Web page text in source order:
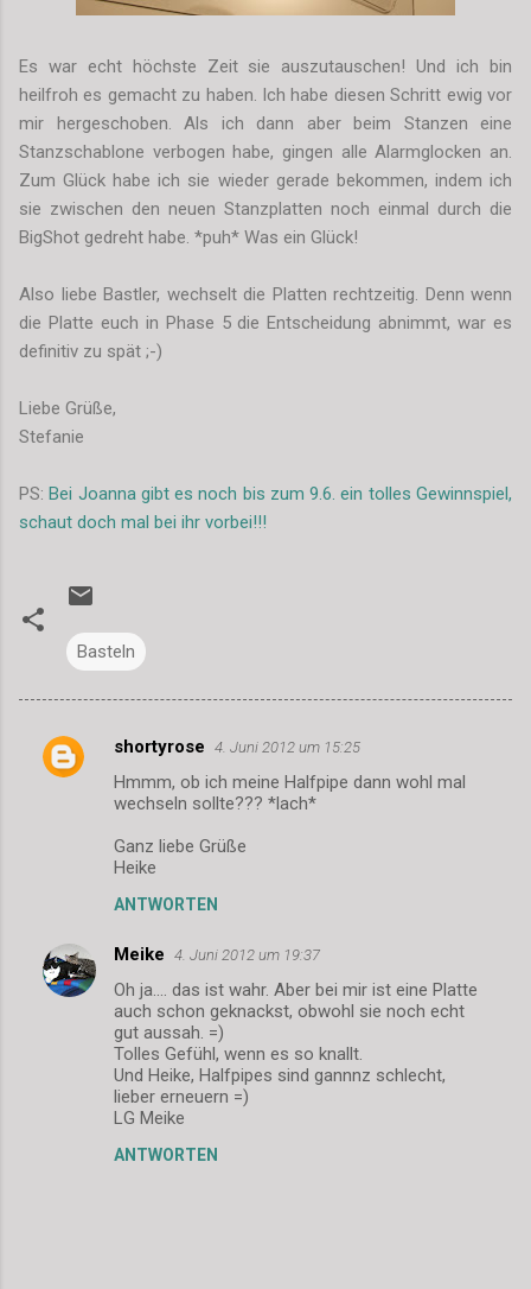
Es war echt höchste Zeit sie auszutauschen! Und ich bin
heilfroh es gemacht zu haben. Ich habe diesen Schritt ewig vor
mir hergeschoben. Als ich dann aber beim Stanzen eine
Stanzschablone verbogen habe, gingen alle Alarmglocken an.
Zum Glück habe ich sie wieder gerade bekommen, indem ich
sie zwischen den neuen Stanzplatten noch einmal durch die
BigShot gedreht habe. *puh* Was ein Glück!
Also liebe Bastler, wechselt die Platten rechtzeitig. Denn wenn
die Platte euch in Phase 5 die Entscheidung abnimmt, war es
definitiv zu spät ;-)
Liebe Grüße,
Stefanie
PS:Bei Joanna gibt es noch bis zum 9.6. ein tolles Gewinnspiel,
schaut doch mal bei ihr vorbei!!!
Basteln
K
t
a
shortyrose 4. Juni 2012 um 15:25
Hmmm, ob ich meine Halfpipe dann wohl mal
wechseln sollte??? *lach*
Ganz liebe Grüße
Heike
ANTWORTEN
Meike 4. Juni 2012 um 19:37
Oh ja.... das ist wahr. Aber bei mir ist eine Platte
auch schon geknackst, obwohl sie noch echt
gut aussah. =)
Tolles Gefühl, wenn es so knallt.
Und Heike, Halfpipes sind gannnz schlecht,
lieber erneuern =)
LG Meike
ANTWORTEN